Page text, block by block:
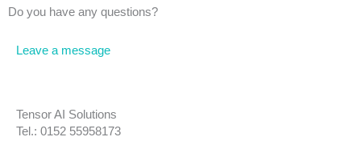
Do you have any questions?
Leave a message
Tensor AI Solutions
Tel.: 0152 55958173